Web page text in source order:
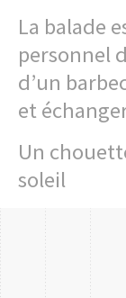
La balade
personnel
d’un
et
Un
soleil